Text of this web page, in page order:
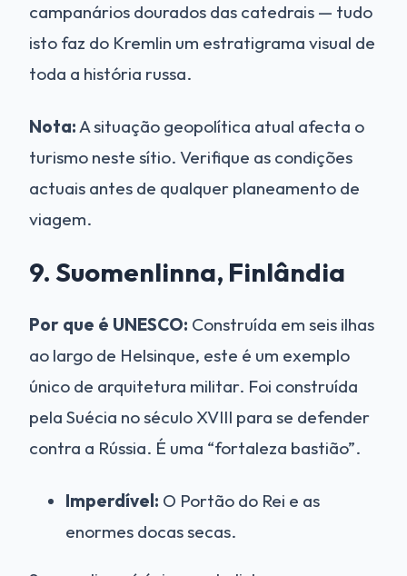
campanários dourados das catedrais — tudo
isto faz do Kremlin um estratigrama visual de
toda a história russa.
Nota: A situação geopolítica atual afecta o
turismo neste sítio. Verifique as condições
actuais antes de qualquer planeamento de
viagem.
9. Suomenlinna, Finlândia
Por que é UNESCO: Construída em seis ilhas
ao largo de Helsinque, este é um exemplo
único de arquitetura militar. Foi construída
pela Suécia no século XVIII para se defender
contra a Rússia. É uma “fortaleza bastião”.
Imperdível: O Portão do Rei e as
enormes docas secas.